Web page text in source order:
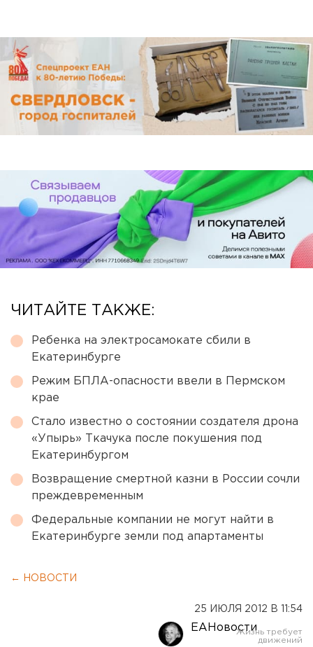
ЧИТАЙТЕ ТАКЖЕ:
Ребенка на электросамокате сбили в
Екатеринбурге
Режим БПЛА-опасности ввели в Пермском
крае
Стало известно о состоянии создателя дрона
«Упырь» Ткачука после покушения под
Екатеринбургом
Возвращение смертной казни в России сочли
преждевременным
Федеральные компании не могут найти в
Екатеринбурге земли под апартаменты
← НОВОСТИ
25 ИЮЛЯ 2012 В 11:54
ЕАНовости